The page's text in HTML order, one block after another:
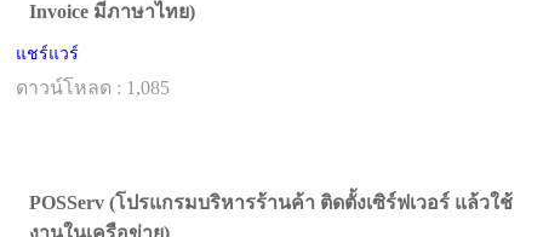
Invoice มีภาษาไทย)
แชร์แวร์
ดาวน์โหลด : 1,085
POSServ (โปรแกรมบริหารร้านค้า ติดตั้งเซิร์ฟเวอร์ แล้วใช้
งานในเครือข่าย)